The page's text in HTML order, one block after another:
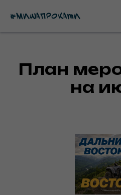
План
на